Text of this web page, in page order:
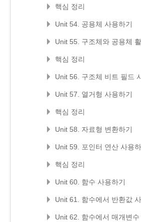
핵심 정리
Unit 54. 공용체 사용하기
Unit 55. 구조체와 공용체
핵심 정리
Unit 56. 구조체 비트 필드
Unit 57. 열거형 사용하기
핵심 정리
Unit 58. 자료형 변환하기
Unit 59. 포인터 연산 사용
핵심 정리
Unit 60. 함수 사용하기
Unit 61. 함수에서 반환값
Unit 62. 함수에서 매개변수